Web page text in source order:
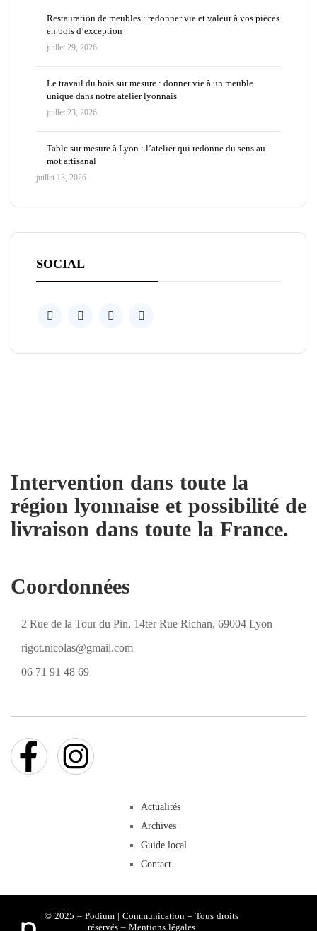
Restauration de meubles : redonner vie et valeur à vos pièces
en bois d’exception
juillet 29, 2026
Le travail du bois sur mesure : donner vie à un meuble
unique dans notre atelier lyonnais
juillet 23, 2026
Table sur mesure à Lyon : l’atelier qui redonne du sens au
mot artisanal
juillet 13, 2026
SOCIAL
Intervention dans toute la
région lyonnaise et possibilité de
livraison dans toute la France.
Coordonnées
2 Rue de la Tour du Pin, 14ter Rue Richan, 69004 Lyon
rigot.nicolas@gmail.com
06 71 91 48 69
Actualités
Archives
Guide local
Contact
© 2025 – Podium | Communication – Tous droits
réservés –Mentions légales